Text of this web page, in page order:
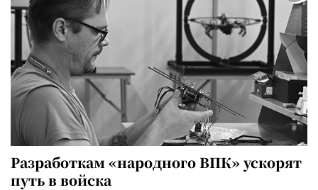
Разработкам «народного ВПК» ускорят
путь в войска